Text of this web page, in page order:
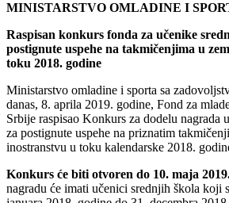
MINISTARSTVO OMLADINE I
Raspisan konkurs fonda za učenike
postignute uspehe na takmičenjima u
toku 2018. godine
Ministarstvo omladine i sporta sa
danas, 8. aprila 2019. godine, Fond za
Srbije raspisao Konkurs za dodelu nagrada
za postignute uspehe na priznatim
inostranstvu u toku kalendarske 2018.
Konkurs će biti otvoren do 10. maja
nagradu će imati učenici srednjih škola koji